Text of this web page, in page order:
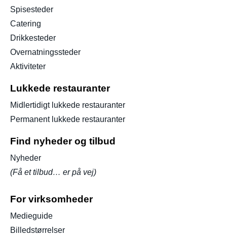
Spisesteder
Catering
Drikkesteder
Overnatningssteder
Aktiviteter
Lukkede restauranter
Midlertidigt lukkede restauranter
Permanent lukkede restauranter
Find nyheder og tilbud
Nyheder
(Få et tilbud… er på vej)
For virksomheder
Medieguide
Billedstørrelser